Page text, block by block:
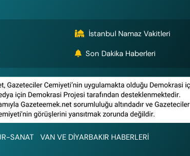
İstanbul Namaz Vakitleri
Son Dakika Haberleri
SANAT
VAN VE DİYARBAKIR HABERLERİ